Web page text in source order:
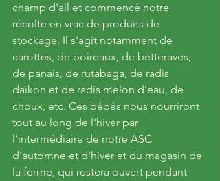
champ d'ail et commencé notre
récolte en vrac de produits de
stockage. Il s'agit notamment de
carottes, de poireaux, de betteraves,
de panais, de rutabaga, de radis
daïkon et de radis melon d'eau, de
choux, etc. Ces bébés nous nourriront
tout au long de l'hiver par
l'intermédiaire de notre ASC
d'automne et d'hiver et du magasin de
la ferme, qui restera ouvert pendant